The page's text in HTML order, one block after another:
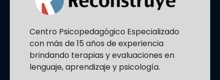
Centro Psicopedagógico Especializado
con más de 15 años de experiencia
brindando terapias y evaluaciones en
lenguaje, aprendizaje y psicología.